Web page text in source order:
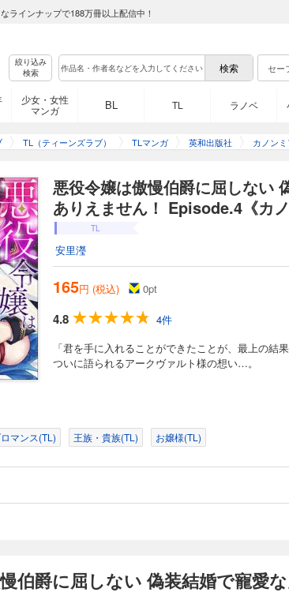
ラインナップで188万冊以上配信中！
絞り込み
検索
セー
少女・女性
マンガ
BL TL ラノベ
TL（ティーンズラブ） TLマンガ 英和出版社 カノン
悪役令嬢は傲慢伯爵に屈しない
ありえません！ Episode.4《カノ
TL
安里瀅
165円 (税込) 0pt
4.8
4件
「君を手に入れることができたことが、最上の
ついに語られるアークヴァルト様の想い…。
マンス(TL) 王族・貴族(TL) お嬢様(TL)
伯爵に屈しない 偽装結婚で寵愛